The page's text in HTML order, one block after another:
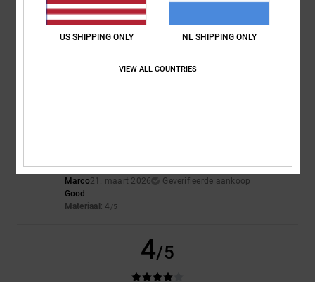
15. april 2026
They're really comfortable
Ik raad dit product aan
Marco21. maart 2026
Geverifieerde aankoop
Good
Materiaal : 4 /5
4/5
US SHIPPING ONLY NL SHIPPING ONLY
VIEW ALL COUNTRIES